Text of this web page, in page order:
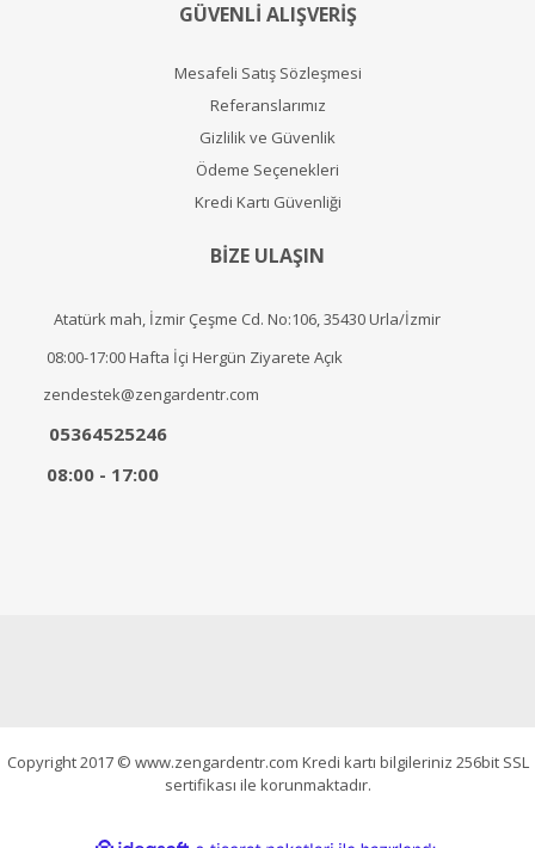
GÜVENLİ ALIŞVERİŞ
Mesafeli Satış Sözleşmesi
Referanslarımız
Gizlilik ve Güvenlik
Ödeme Seçenekleri
Kredi Kartı Güvenliği
BİZE ULAŞIN
Atatürk mah, İzmir Çeşme Cd. No:106, 35430 Urla/İzmir
08:00-17:00 Hafta İçi Hergün Ziyarete Açık
zendestek@zengardentr.com
05364525246
08:00 - 17:00
Copyright 2017 © www.zengardentr.com Kredi kartı bilgileriniz 256bit SSL
sertifikası ile korunmaktadır.